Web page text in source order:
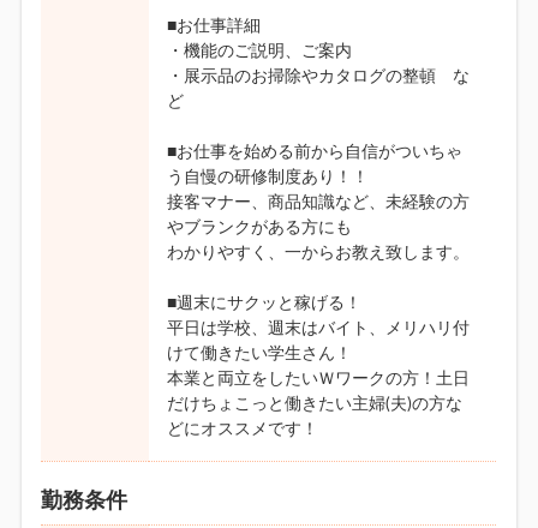
■お仕事詳細
・機能のご説明、ご案内
・展示品のお掃除やカタログの整頓 な
ど
■お仕事を始める前から自信がついちゃ
う自慢の研修制度あり！！
接客マナー、商品知識など、未経験の方
やブランクがある方にも
わかりやすく、一からお教え致します。
■週末にサクッと稼げる！
平日は学校、週末はバイト、メリハリ付
けて働きたい学生さん！
本業と両立をしたいＷワークの方！土日
だけちょこっと働きたい主婦(夫)の方な
どにオススメです！
勤務条件